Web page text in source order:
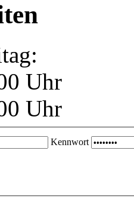
Uhr
Uhr
Kennwort